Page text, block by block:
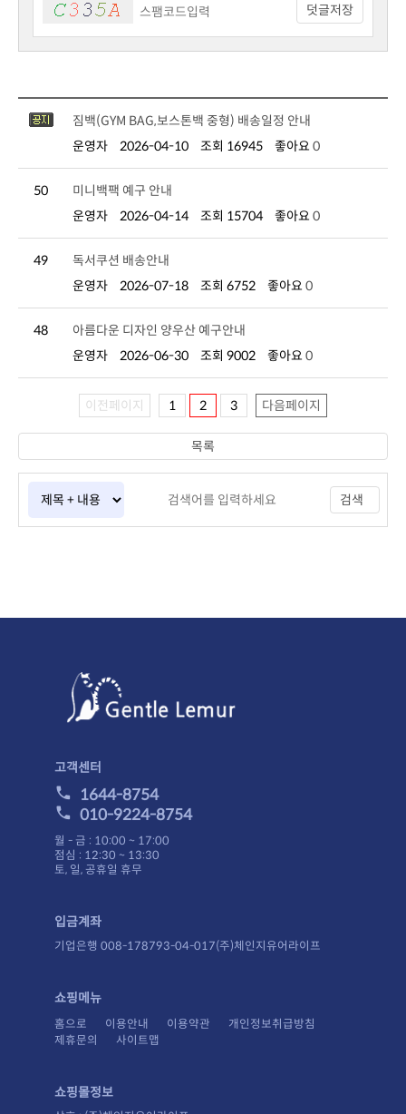
덧글저장
짐백(GYM BAG,보스톤백 중형) 배송일정 안내
운영자
2026-04-10 조회 16945 좋아요 0
50
미니백팩 예구 안내
운영자
2026-04-14 조회 15704 좋아요 0
49
독서쿠션 배송안내
운영자
2026-07-18 조회 6752 좋아요 0
48
아름다운 디자인 양우산 예구안내
운영자
2026-06-30 조회 9002 좋아요 0
이전페이지 1 2 3 다음페이지
검색
목록
고객센터
1644-8754
010-9224-8754
월 - 금 : 10:00 ~ 17:00
점심 : 12:30 ~ 13:30
토, 일, 공휴일 휴무
입금계좌
기업은행 008-178793-04-017(주)체인지유어라이프
쇼핑메뉴
홈으로 이용안내 이용약관
개인정보취급방침
제휴문의
사이트맵
쇼핑몰정보